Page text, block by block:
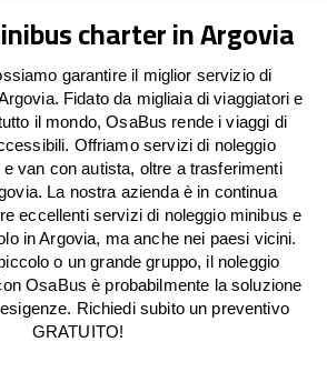
charter in Argovia
garantire il miglior servizio di
Fidato da migliaia di viaggiatori e
il mondo, OsaBus rende i viaggi di
Offriamo servizi di noleggio
van con autista, oltre a trasferimenti
La nostra azienda è in continua
eccellenti servizi di noleggio minibus e
in Argovia, ma anche nei paesi vicini.
o un grande gruppo, il noleggio
OsaBus è probabilmente la soluzione
Richiedi subito un preventivo
GRATUITO!